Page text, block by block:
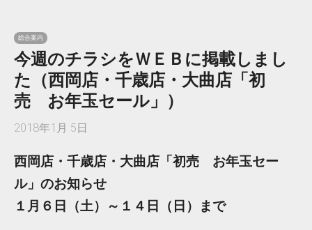
総合案内
今週のチラシをＷＥＢに掲載しまし
た（西岡店・千歳店・大曲店「初
売 お年玉セール」）
2018年1月 5日
西岡店・千歳店・大曲店「初売 お年玉セー
ル」のお知らせ
１月６日（土）～１４日（日）まで